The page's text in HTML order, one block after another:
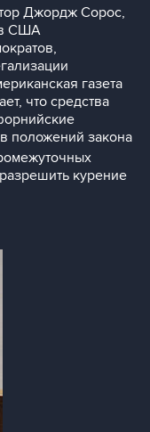
Джордж Сорос,
США
газета
что средства
положений закона
курение